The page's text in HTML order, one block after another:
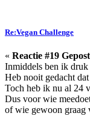
Re:Vegan Challenge
« Reactie #19
Inmiddels ben ik druk
Heb nooit gedacht
Toch heb ik nu al 24
Dus voor wie
of wie gewoon graag